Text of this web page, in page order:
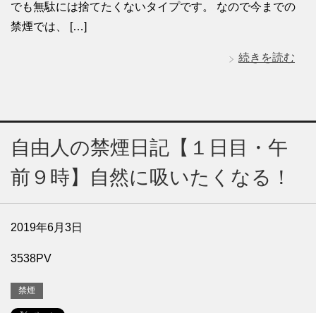
でも無駄には捨てたくないタイプです。 なので今までの
禁煙では、 […]
続きを読む
自由人の禁煙日記【１日目・午
前９時】自然に吸いたくなる！
2019年6月3日
3538PV
禁煙